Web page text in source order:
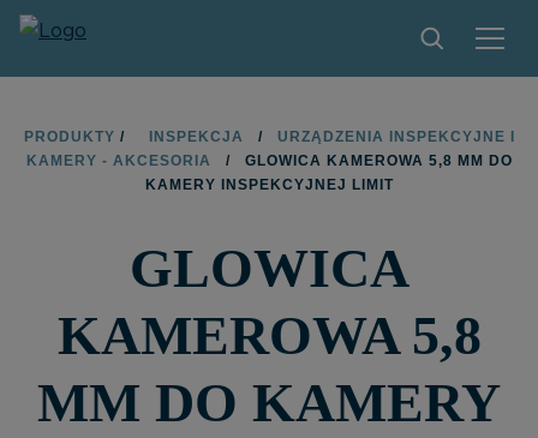
PRODUKTY
ZNAJDŹ SKLEP
KONTAKT
O MARCE LIMIT
PLIKI DO POBRANIA
PRODUKTY / INSPEKCJA /
URZĄDZENIA INSPEKCYJNE I
KAMERY - AKCESORIA
/
GLOWICA KAMEROWA 5,8 MM DO
KAMERY INSPEKCYJNEJ LIMIT
GLOWICA
KAMEROWA 5,8
MM DO KAMERY